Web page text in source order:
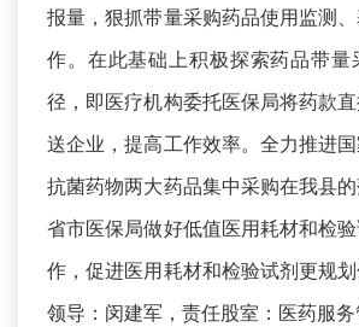
报量，狠抓带量采购药品使用监测
作。在此基础上积极探索药品带量
径，即医疗机构委托医保局将药款
送企业，提高工作效率。全力推进
抗菌药物两大药品集中采购在我县
省市医保局做好低值医用耗材和检
作，促进医用耗材和检验试剂更规
领导：闵建军，责任股室：医药服务